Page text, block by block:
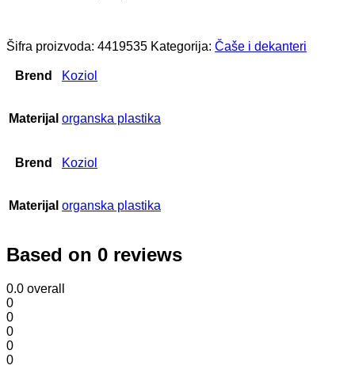
Šifra proizvoda: 4419535 Kategorija: Čaše i dekanteri
Brend Koziol
Materijal organska plastika
Brend Koziol
Materijal organska plastika
Based on 0 reviews
0.0 overall
0
0
0
0
0